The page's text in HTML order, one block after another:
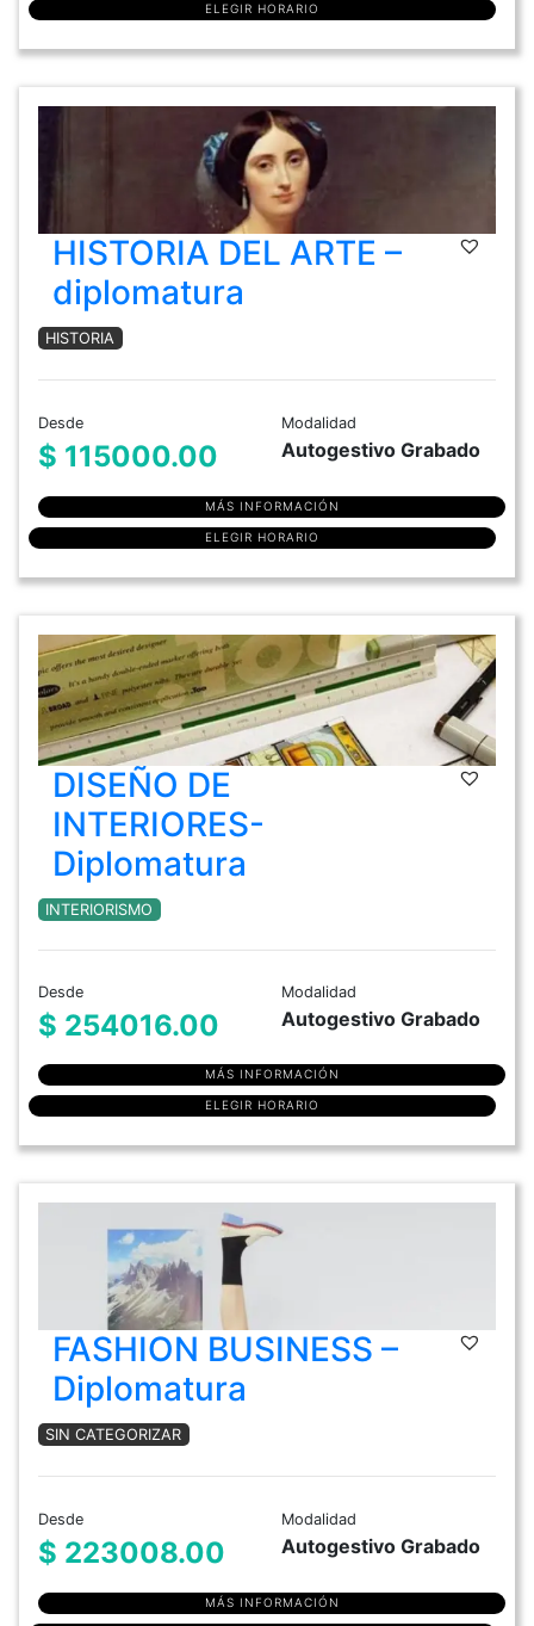
ELEGIR HORARIO
HISTORIA DEL ARTE –
diplomatura
HISTORIA
Desde
$ 115000.00
Modalidad
Autogestivo Grabado
MÁS INFORMACIÓN
ELEGIR HORARIO
DISEÑO DE
INTERIORES-
Diplomatura
INTERIORISMO
Desde
$ 254016.00
Modalidad
Autogestivo Grabado
MÁS INFORMACIÓN
ELEGIR HORARIO
FASHION BUSINESS –
Diplomatura
SIN CATEGORIZAR
Desde
$ 223008.00
Modalidad
Autogestivo Grabado
MÁS INFORMACIÓN